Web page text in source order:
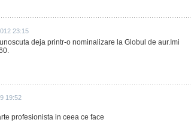
23:15
deja printr-o nominalizare la Globul de aur.Imi
19:52
profesionista in ceea ce face